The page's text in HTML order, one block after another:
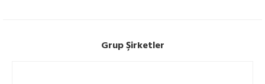
Grup Şirketler